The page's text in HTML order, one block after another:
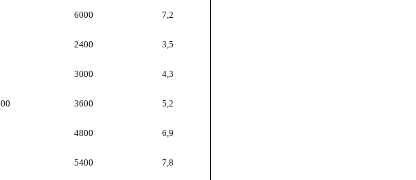
6000 7,2
2400 3,5
3000 4,3
3600 5,2
4800 6,9
5400 7,8